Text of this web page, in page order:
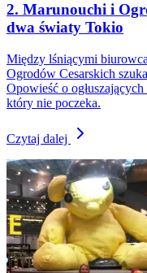
2. Marunouchi i
dwa światy Tokio
Między lśniącymi
Ogrodów Cesarskich
Opowieść o
który nie poczeka.
Czytaj dalej